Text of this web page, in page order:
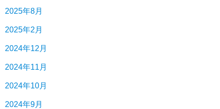
2025年8月
2025年2月
2024年12月
2024年11月
2024年10月
2024年9月